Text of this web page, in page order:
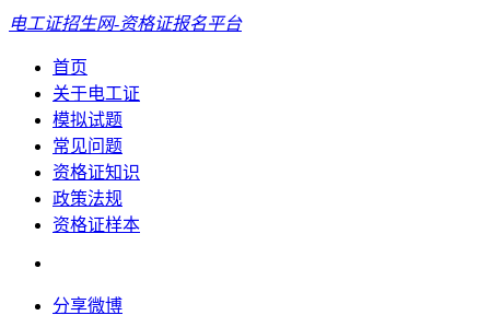
电工证招生网-资格证报名平台
首页
关于电工证
模拟试题
常见问题
资格证知识
政策法规
资格证样本
分享微博